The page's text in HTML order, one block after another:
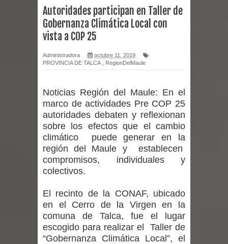
intercambio musical y pedagógico
Alta positividad en influenza hace que
vacunarse
Mario Meza endurece críticas contra
ministra de Salud por dejar fuera a
Linares: “No dará la cara”
Seremi de Desarrollo Social y Familia
mantiene despliegue para apoyar a
niños y adolescentes durante la
Autoridades participan en Taller de
Gobernanza Climática Local con
vista a COP 25
Administradora
octubre 11, 2019
PROVINCIA DE TALCA
RegionDelMaule
Noticias Región del Maule: En el
marco de actividades Pre COP 25
autoridades debaten y reflexionan
sobre los efectos que el cambio
climático puede generar en la
región del Maule y establecen
compromisos, individuales y
colectivos.
El recinto de la CONAF, ubicado
en el Cerro de la Virgen en la
comuna de Talca, fue el lugar
escogido para realizar el Taller de
“Gobernanza Climática Local”, el